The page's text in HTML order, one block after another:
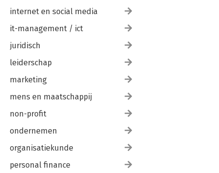
internet en social media
it-management / ict
juridisch
leiderschap
marketing
mens en maatschappij
non-profit
ondernemen
organisatiekunde
personal finance